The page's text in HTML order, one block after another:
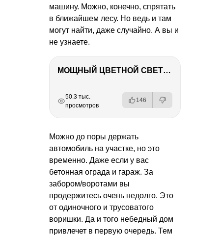
машину. Можно, конечно, спрятать
в ближайшем лесу. Но ведь и там
могут найти, даже случайно. А вы и
не узнаете.
МОЩНЫЙ ЦВЕТНОЙ СВЕТ – NANLITE FC-500C
РЕКЛАМА
РЕКЛАМА
РЕКЛАМА
50.3 тыс.
просмотров
146
Можно до поры держать
автомобиль на участке, но это
временно. Даже если у вас
бетонная ограда и гараж. За
забором/воротами вы
продержитесь очень недолго. Это
от одиночного и трусоватого
воришки. Да и того небедный дом
привлечет в первую очередь. Тем